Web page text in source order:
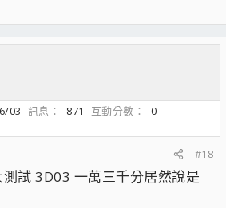
03 訊息 871 互動分數
0
#18
試 3D03 一萬三千分居然說是